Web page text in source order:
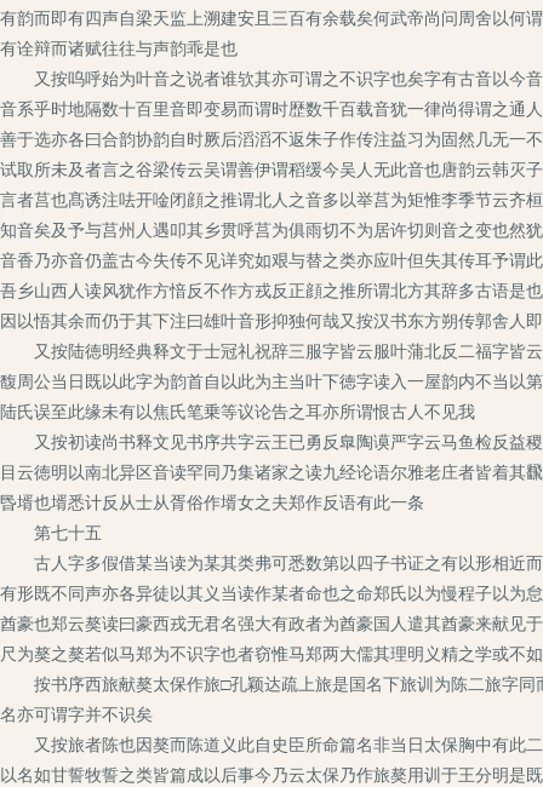
有韵而即有四声自梁天监上溯建安且三百有余载矣何武帝尚问周舍以何
有诠辩而诸赋往往与声韵乖是也
又按呜呼始为叶音之说者谁欤其亦可谓之不识字也矣字有古音以今
音系乎时地隔数十百里音即变易而谓时歴数千百载音犹一律尚得谓之通
善于选亦各曰合韵协韵自时厥后滔滔不返朱子作传注益习为固然几无一
试取所未及者言之谷梁传云吴谓善伊谓稻缓今吴人无此音也唐韵云韩灭
言者莒也髙诱注呿开唫闭顔之推谓北人之音多以举莒为矩惟李季节云齐
知音矣及予与莒州人遇叩其乡贯呼莒为俱雨切不为居许切则音之变也然
音香乃亦音仍盖古今失传不见详究如艰与替之类亦应叶但失其传耳予谓
吾乡山西人读风犹作方愔反不作方戎反正顔之推所谓北方其辞多古语是
因以悟其余而仍于其下注曰雄叶音形抑独何哉又按汉书东方朔传郭舎人
又按陆徳明经典释文于士冠礼祝辞三服字皆云服叶蒲北反二福字皆
馥周公当日既以此字为韵首自以此为主当叶下徳字读入一屋韵内不当以
陆氏误至此缘未有以焦氏笔乗等议论告之耳亦所谓恨古人不见我
又按初读尚书释文见书序共字云王已勇反臯陶谟严字云马鱼检反益
目云徳明以南北异区音读罕同乃集诸家之读九经论语尔雅老庄者皆着
昬壻也壻悉计反从士从胥俗作壻女之夫郑作反语有此一条
第七十五
古人字多假借某当读为某其类弗可悉数第以四子书证之有以形相近
有形既不同声亦各异徒以其义当读作某者命也之命郑氏以为慢程子以为
酋豪也郑云獒读曰豪西戎无君名强大有政者为酋豪国人遣其酋豪来献见
尺为獒之獒若似马郑为不识字也者窃惟马郑两大儒其理明义精之学或
按书序西旅献獒太保作旅□孔颖达疏上旅是国名下旅训为陈二旅字同
名亦可谓字并不识矣
又按旅者陈也因獒而陈道义此自史臣所命篇名非当日太保胸中有此
以名如甘誓牧誓之类皆篇成以后事今乃云太保乃作旅獒用训于王分明